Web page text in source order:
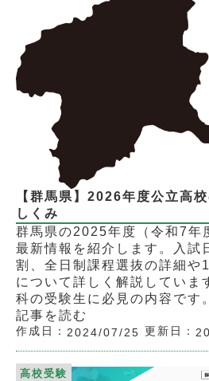
【群馬県】2026年度公立高
しくみ
群馬県の2025年度（令和7年
最新情報を紹介します。入試
割、全日制課程選抜の詳細や
について詳しく解説していま
科の受験生に必見の内容です。
記事を読む
作成日： 2024/07/25 更新日：
高校受験